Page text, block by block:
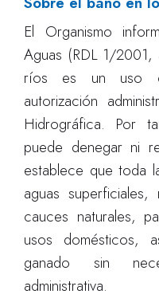
El Organismo
Aguas (RDL 1/
ríos es un uso
autorización
Hidrográfica. Por
puede denegar ni
establece que toda
aguas
cauces naturales,
usos domésticos,
ganado sin
administrativa.